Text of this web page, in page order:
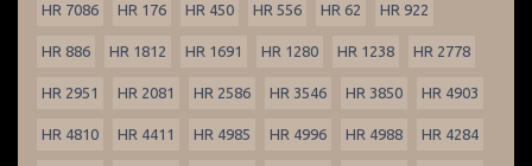
HR 7086 HR 176 HR 450 HR 556 HR 62 HR 922
HR 886 HR 1812 HR 1691 HR 1280 HR 1238 HR 2778
HR 2951 HR 2081 HR 2586 HR 3546 HR 3850 HR 4903
HR 4810 HR 4411 HR 4985 HR 4996 HR 4988 HR 4284